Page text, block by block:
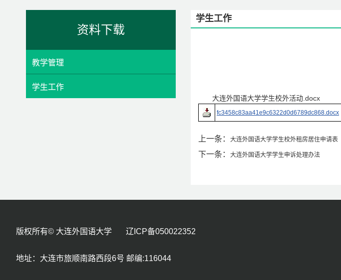
资料下载
教学管理
学生工作
学生工作
大连外国语大学学生校外活动.docx
fc3458c83aa41e9c6322d0d6789dc868.docx
上一条： 大连外国语大学学生校外租房居住申请表
下一条： 大连外国语大学学生申诉处理办法
版权所有© 大连外国语大学 辽ICP备050022352
地址：大连市旅顺南路西段6号 邮编:116044